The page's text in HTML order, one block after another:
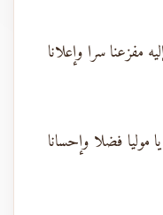
مفزعنا سرا وإعلانا
موليا فضلا وإحسانا